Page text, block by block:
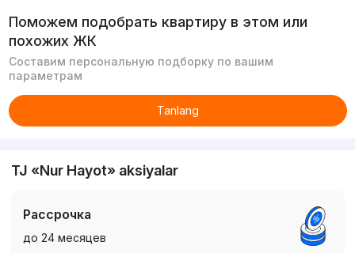
Поможем подобрать квартиру в этом или
похожих ЖК
Составим персональную подборку по вашим
параметрам
Tanlang
TJ «Nur Hayot» aksiyalar
Рассрочка
до 24 месяцев